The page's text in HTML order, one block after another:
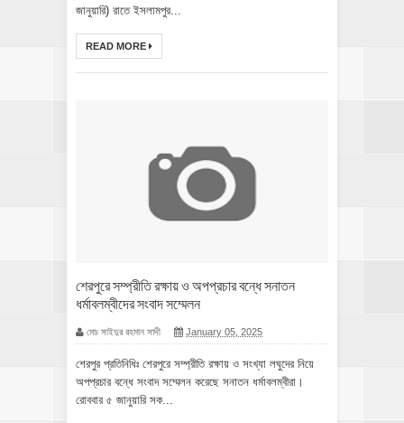
জানুয়ারি) রাতে ইসলামপুর...
READ MORE
শেরপুরে সম্প্রীতি রক্ষায় ও অপপ্রচার বন্ধে সনাতন
ধর্মাবলম্বীদের সংবাদ সম্মেলন
মোঃ সাইদুর রহমান সাদী January 05, 2025
শেরপুর প্রতিনিধিঃ শেরপুরে সম্প্রীতি রক্ষায় ও সংখ্যা লঘুদের নিয়ে
অপপ্রচার বন্ধে সংবাদ সম্মেলন করেছে সনাতন ধর্মাবলম্বীরা।
রোববার ৫ জানুয়ারি সক...